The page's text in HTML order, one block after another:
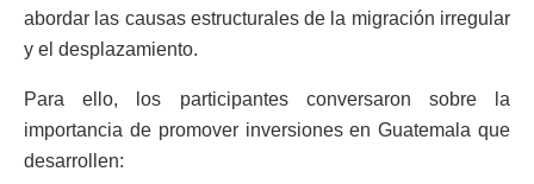
abordar las causas estructurales de la migración irregular
y el desplazamiento.
Para ello, los participantes conversaron sobre la
importancia de promover inversiones en Guatemala que
desarrollen: